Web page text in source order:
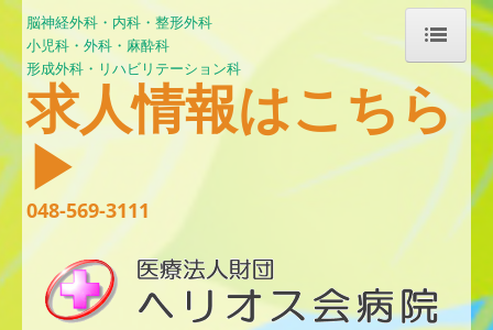
ホーム
外来診療と診療体制
面会についてのお知らせ
入院について
脳神経外科・内科・整形外科
小児科・外科・麻酔科
形成外科・リハビリテーション科
求人情報はこちら
▶
048-569-3111